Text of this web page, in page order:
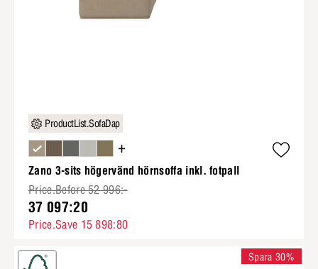
ProductList.SofaDap
+
Zano 3-sits högervänd hörnsoffa inkl. fotpall
Price.Before 52 996:-
37 097:20
Price.Save 15 898:80
Spara 30%